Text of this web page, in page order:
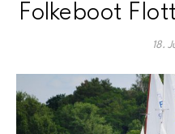
Folkeboot
18.